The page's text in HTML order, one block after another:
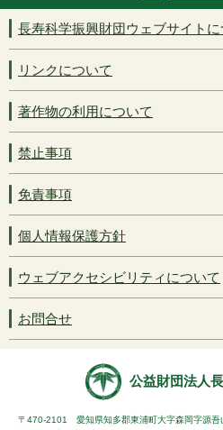
長寿科学振興財団ウェブサイトに
リンクについて
著作物の利用について
禁止事項
免責事項
個人情報保護方針
ウェブアクセシビリティについて
お問合せ
公益財団法人
〒470-2101 愛知県知多郡東浦町大字森岡字源吾